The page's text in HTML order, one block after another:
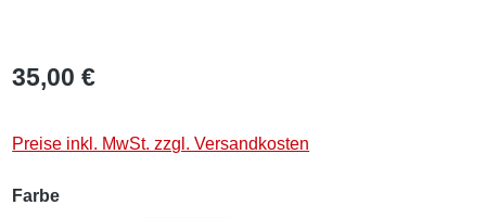
35,00 €
Preise inkl. MwSt. zzgl. Versandkosten
Farbeauswählen